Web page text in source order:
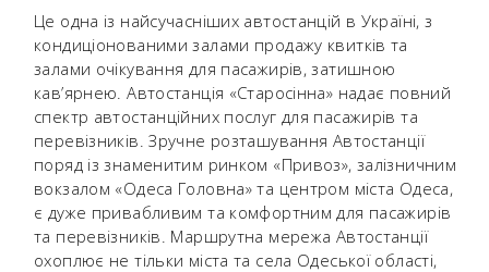
Це одна із найсучасніших автостанцій в Україні, з
кондиціонованими залами продажу квитків та
залами очікування для пасажирів, затишною
кав’ярнею. Автостанція «Старосінна» надає повний
спектр автостанційних послуг для пасажирів та
перевізників. Зручне розташування Автостанції
поряд із знаменитим ринком «Привоз», залізничним
вокзалом «Одеса Головна» та центром міста Одеса,
є дуже привабливим та комфортним для пасажирів
та перевізників. Маршрутна мережа Автостанції
охоплює не тільки міста та села Одеської області,